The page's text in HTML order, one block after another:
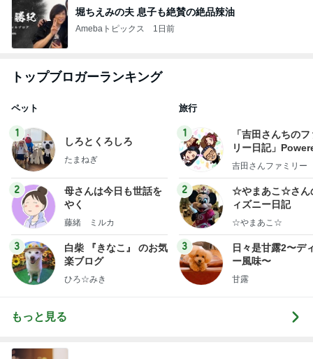
堀ちえみの夫 息子も絶賛の絶品辣油
Amebaトピックス 1日前
トップブロガーランキング
ペット
1
しろとくろしろ
たまねぎ
2
母さんは今日も世話を
やく
藤緒 ミルカ
3
白柴 『きなこ』 のお気
楽ブログ
ひろ☆みき
旅行
1
「吉田さんちの
リー日記」
y Ameba 吉田さ
ログ
吉田さんファミリー
2
☆やまあこ☆さん
ィズニー日記
☆やまあこ☆
3
日々是甘露2〜デ
ー風味〜
甘露
もっと見る